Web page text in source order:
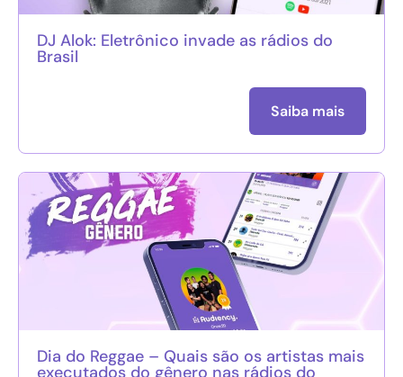
DJ Alok: Eletrônico invade as rádios do
Brasil
Saiba mais
Dia do Reggae – Quais são os artistas mais
executados do gênero nas rádios do